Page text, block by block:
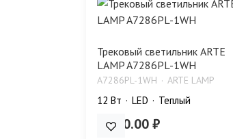
Трековый светильник ARTE
LAMP A7286PL-1WH
A7286PL-1WH ARTE LAMP
12 Bт LED Теплый
2 370.00 ₽